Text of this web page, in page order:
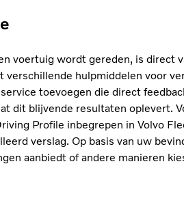
voertuig wordt gereden, is direct
verschillende hulpmiddelen voor
toevoegen die direct
dit blijvende resultaten oplevert.
Profile inbegrepen in Volvo
verslag. Op basis van uw
aanbiedt of andere manieren